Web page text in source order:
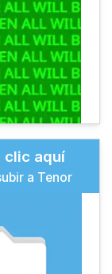
clic aquí
a Tenor